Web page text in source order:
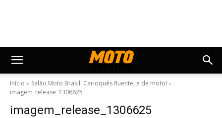
Início
Salão Moto Brasil: Carioquês fluente, e de moto!
imagem_release_1306625
imagem_release_1306625